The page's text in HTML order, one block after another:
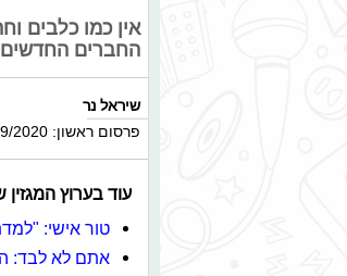
אין כמו כלבים
החברים
שיראל נר
פרסום ראשון: 19/09/2020, 10:30
עוד בערוץ המגזין
טור אישי:
אתם לא לבד: